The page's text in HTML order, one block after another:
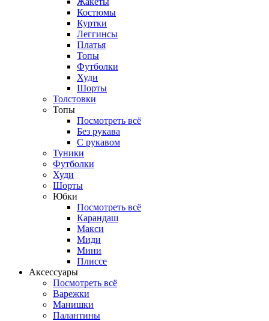
Костюмы
Куртки
Леггинсы
Платья
Топы
Футболки
Худи
Шорты
Толстовки
Топы
Посмотреть всё
Без рукава
С рукавом
Туники
Футболки
Худи
Шорты
Юбки
Посмотреть всё
Карандаш
Макси
Миди
Мини
Плиссе
Аксессуары
Посмотреть всё
Варежки
Манишки
Палантины